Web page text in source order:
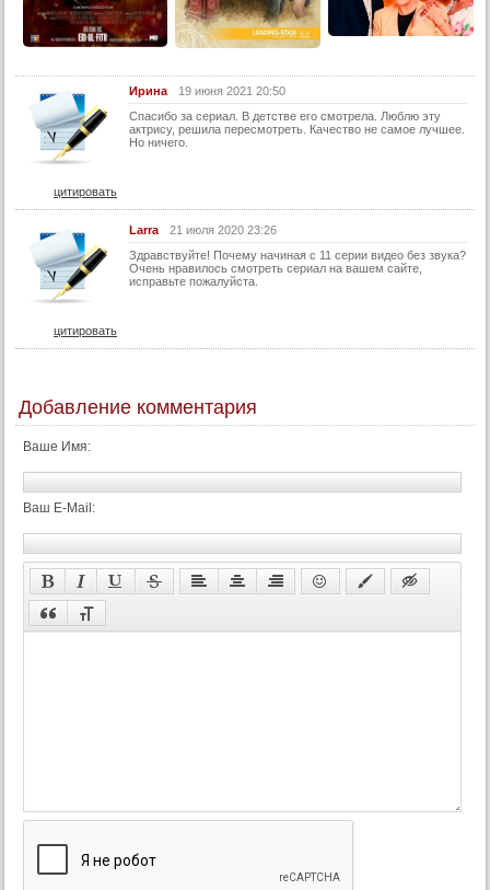
28 серия
30 серия
31 серия
32 серия
34 серия
35 серия
36 серия
37 серия
38 серия
40 серия
41 серия
43 серия
45 серия
46 серия
47 серия
Ирина
19 июня 2021 20:50
Спасибо за сериал. В детстве его смотрела. Люблю эту
актрису, решила пересмотреть. Качество не самое лучшее.
Но ничего.
цитировать
Larra
21 июля 2020 23:26
Здравствуйте! Почему начиная с 11 серии видео без звука?
Очень нравилось смотреть сериал на вашем сайте,
исправьте пожалуйста.
цитировать
Добавление комментария
Ваше Имя:
Ваш E-Mail: